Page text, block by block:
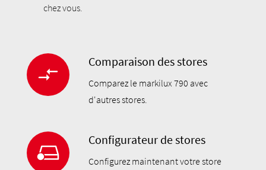
chez vous.
Comparaison des stores
Comparez le markilux 790 avec
d'autres stores.
Configurateur de stores
Configurez maintenant votre store